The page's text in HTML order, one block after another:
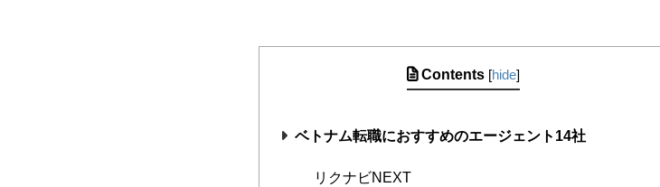
Contents [hide]
ベトナム転職におすすめのエージェント14社
リクナビNEXT